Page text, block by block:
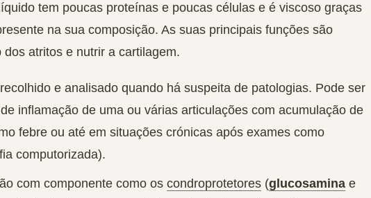
tem poucas proteínas e poucas células e é viscoso graças
na sua composição. As suas principais funções são
atritos e nutrir a cartilagem.
recolhido e analisado quando há suspeita de patologias. Pode ser
inflamação de uma ou várias articulações com acumulação de
febre ou até em situações crónicas após exames como
computorizada).
com componente como os condroprotetores (glucosamina e